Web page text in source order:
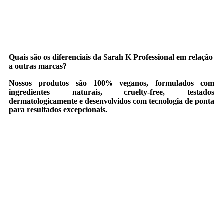
Quais são os diferenciais da Sarah K Professional em relação
a outras marcas?
Nossos produtos são 100% veganos, formulados com
ingredientes naturais, cruelty-free, testados
dermatologicamente e desenvolvidos com tecnologia de ponta
para resultados excepcionais.